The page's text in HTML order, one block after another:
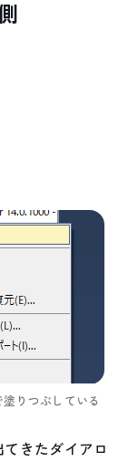
りつぶしている
きたダイアロ